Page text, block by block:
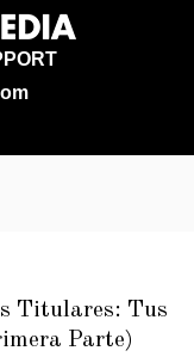
Titulares: Tus
Parte)